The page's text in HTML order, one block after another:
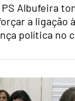
Albufeira
a ligação
política no